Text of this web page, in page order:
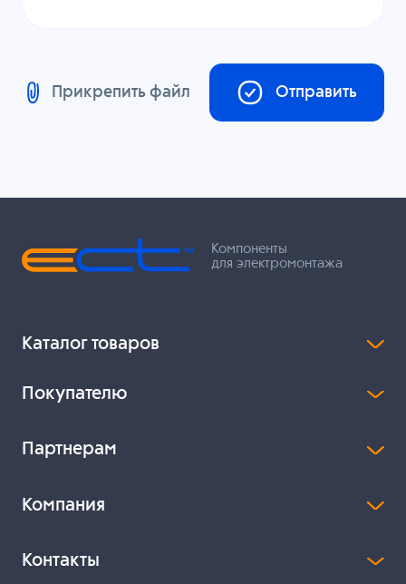
Прикрепить файл Отправить
Компоненты
для электромонтажа
Каталог товаров
Покупателю
Партнерам
Компания
Контакты